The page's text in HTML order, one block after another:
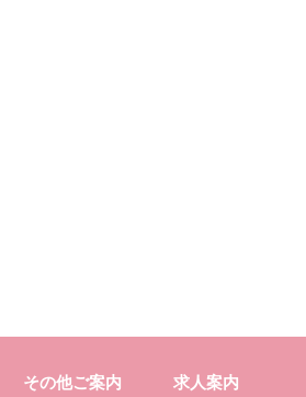
その他ご案内
求人案内